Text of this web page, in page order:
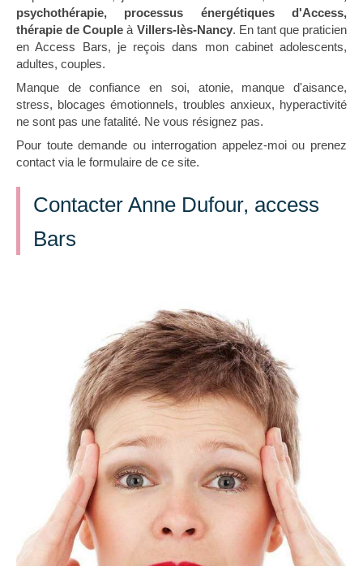
psychothérapie, processus énergétiques d'Access,
thérapie de Couple à Villers-lès-Nancy. En tant que praticien
en Access Bars, je reçois dans mon cabinet adolescents,
adultes, couples.
Manque de confiance en soi, atonie, manque d'aisance,
stress, blocages émotionnels, troubles anxieux, hyperactivité
ne sont pas une fatalité. Ne vous résignez pas.
Pour toute demande ou interrogation appelez-moi ou prenez
contact via le formulaire de ce site.
Contacter Anne Dufour, access
Bars